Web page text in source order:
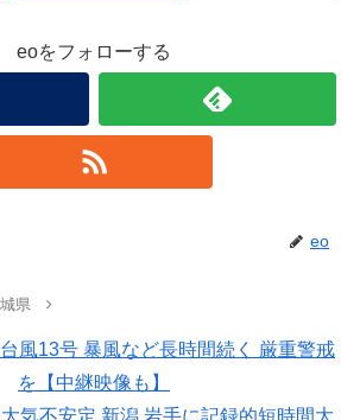
eoをフォローする
eo
県
風13号 暴風など長時間続く 厳重警戒
を【中継映像も】
気不安定 新潟 岩手に記録的短時間大